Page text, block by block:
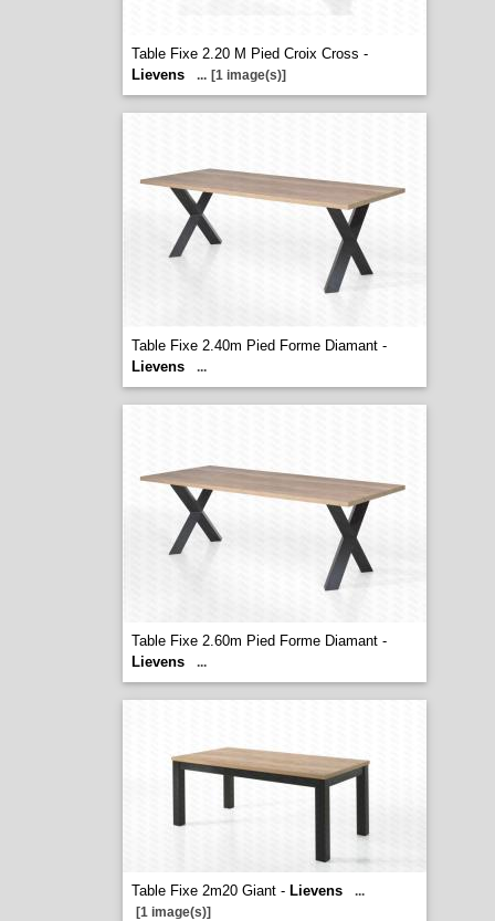
Table Fixe 2.20 M Pied Croix Cross -
Lievens
... [1 image(s)]
Table Fixe 2.40m Pied Forme Diamant -
Lievens
...
Table Fixe 2.60m Pied Forme Diamant -
Lievens
...
Table Fixe 2m20 Giant - Lievens
...
[1 image(s)]